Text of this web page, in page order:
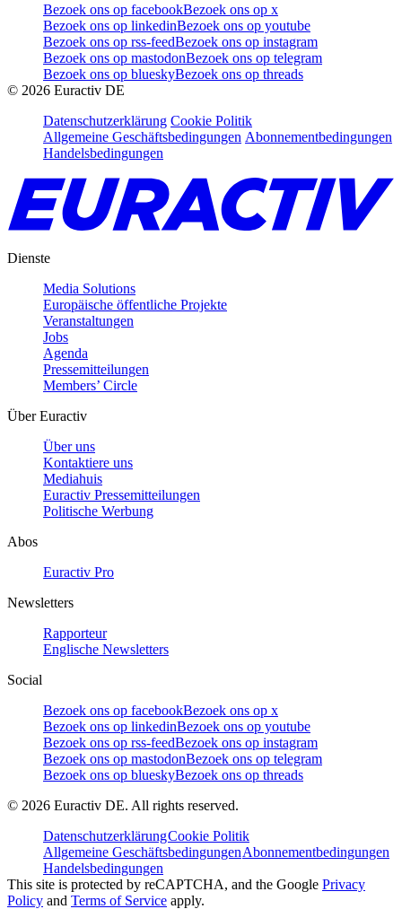
Bezoek ons op facebookBezoek ons op x
Bezoek ons op linkedinBezoek ons op youtube
Bezoek ons op rss-feedBezoek ons op instagram
Bezoek ons op mastodonBezoek ons op telegram
Bezoek ons op blueskyBezoek ons op threads
© 2026 Euractiv DE
Datenschutzerklärung Cookie Politik
Allgemeine Geschäftsbedingungen Abonnementbedingungen
Handelsbedingungen
Dienste
Media Solutions
Europäische öffentliche Projekte
Veranstaltungen
Jobs
Agenda
Pressemitteilungen
Members’ Circle
Über Euractiv
Über uns
Kontaktiere uns
Mediahuis
Euractiv Pressemitteilungen
Politische Werbung
Abos
Euractiv Pro
Newsletters
Rapporteur
Englische Newsletters
Social
Bezoek ons op facebookBezoek ons op x
Bezoek ons op linkedinBezoek ons op youtube
Bezoek ons op rss-feedBezoek ons op instagram
Bezoek ons op mastodonBezoek ons op telegram
Bezoek ons op blueskyBezoek ons op threads
© 2026 Euractiv DE. All rights reserved.
DatenschutzerklärungCookie Politik
Allgemeine GeschäftsbedingungenAbonnementbedingungen
Handelsbedingungen
This site is protected by reCAPTCHA, and the Google Privacy
Policy and Terms of Service apply.